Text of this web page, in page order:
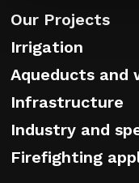
Our Projects
Irrigation
Aqueducts and
Infrastructure
Industry and
Firefighting